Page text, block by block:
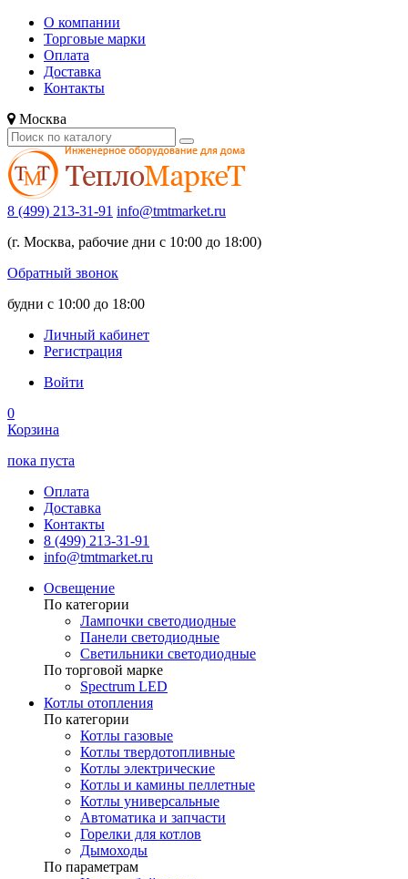
О компании
Торговые марки
Оплата
Доставка
Контакты
Москва
8 (499) 213-31-91 info@tmtmarket.ru
(г. Москва, рабочие дни с 10:00 до 18:00)
Обратный звонок
будни с 10:00 до 18:00
Личный кабинет
Регистрация
Войти
0
Корзина
пока пуста
Оплата
Доставка
Контакты
8 (499) 213-31-91
info@tmtmarket.ru
Освещение
По категории
Лампочки светодиодные
Панели светодиодные
Светильники светодиодные
По торговой марке
Spectrum LED
Котлы отопления
По категории
Котлы газовые
Котлы твердотопливные
Котлы электрические
Котлы и камины пеллетные
Котлы универсальные
Автоматика и запчасти
Горелки для котлов
Дымоходы
По параметрам